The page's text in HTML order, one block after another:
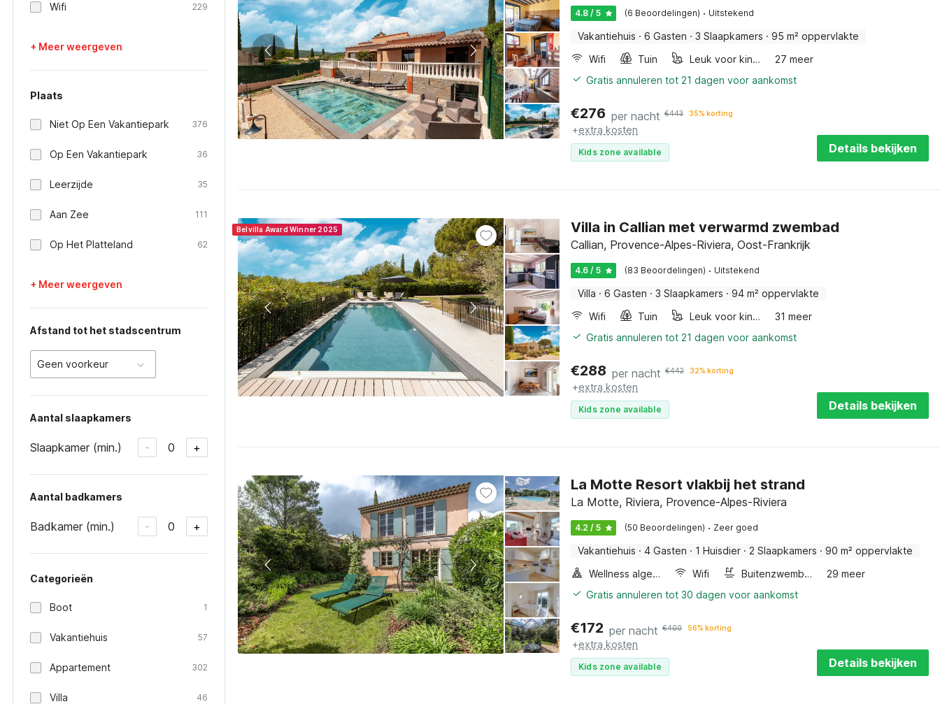
Wifi 229
+ Meer weergeven
Plaats
Niet Op Een Vakantiepark 376
Op Een Vakantiepark 36
Leerzijde 35
Aan Zee 111
Op Het Platteland 62
+ Meer weergeven
Afstand tot het stadscentrum
Geen voorkeur
Aantal slaapkamers
Slaapkamer (min.) - 0 +
Aantal badkamers
Badkamer (min.) - 0 +
Categorieën
Boot 1
Vakantiehuis 57
Appartement 302
Villa 46
4.8 / 5 (6 Beoordelingen) · Uitstekend
Vakantiehuis · 6 Gasten · 3 Slaapkamers · 95 m² oppervlakte
Wifi
Tuin Leuk voor kinderen
27 meer
Gratis annuleren tot 21 dagen voor aankomst
€276 per nacht €443 35% korting
+extra kosten
Kids zone available Details bekijken
Belvilla Award Winner 2025 Villa in Callian met verwarmd zwembad
Callian, Provence-Alpes-Riviera, Oost-Frankrijk
4.6 / 5 (83 Beoordelingen) · Uitstekend
Villa · 6 Gasten · 3 Slaapkamers · 94 m² oppervlakte
Wifi
Tuin Leuk voor kinderen
31 meer
Gratis annuleren tot 21 dagen voor aankomst
€288 per nacht €442 32% korting
+extra kosten
Kids zone available Details bekijken
La Motte Resort vlakbij het strand
La Motte, Riviera, Provence-Alpes-Riviera
4.2 / 5 (50 Beoordelingen) · Zeer goed
Vakantiehuis · 4 Gasten · 1 Huisdier · 2 Slaapkamers · 90 m² oppervlakte
Wellness algemeen
Wifi Buitenzwembad
29 meer
Gratis annuleren tot 30 dagen voor aankomst
€172 per nacht €400 56% korting
+extra kosten
Kids zone available Details bekijken